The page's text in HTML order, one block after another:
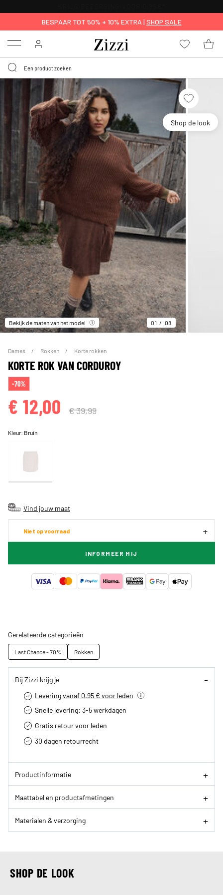
BESPAAR TOT 50% + 10% EXTRA | SHOP SALE
Menu
Shop de look
Bekijk de maten van het model 01 08
Dames Rokken Korte rokken
KORTE ROK VAN CORDUROY
-70%
€ 12,00 € 39,99
Kleur: Bruin
Vind jouw maat
Niet op voorraad
INFORMEER MIJ
Gerelateerde categorieën
Last Chance - 70% Rokken
Bij Zizzi krijg je
Levering vanaf 0.95 € voor leden
Snelle levering: 3-5 werkdagen
Gratis retour voor leden
30 dagen retourrecht­
Productinformatie
Maattabel en productafmetingen
Materialen & verzorging
SHOP DE LOOK